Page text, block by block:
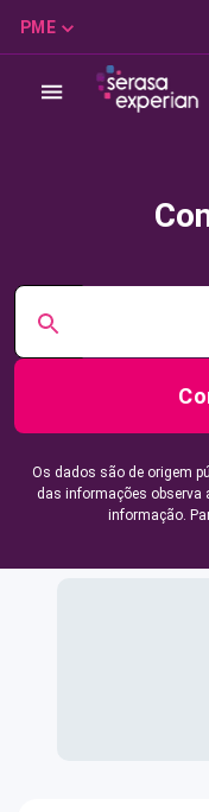
PME
Os dados são de origem
das informações observa
informação.